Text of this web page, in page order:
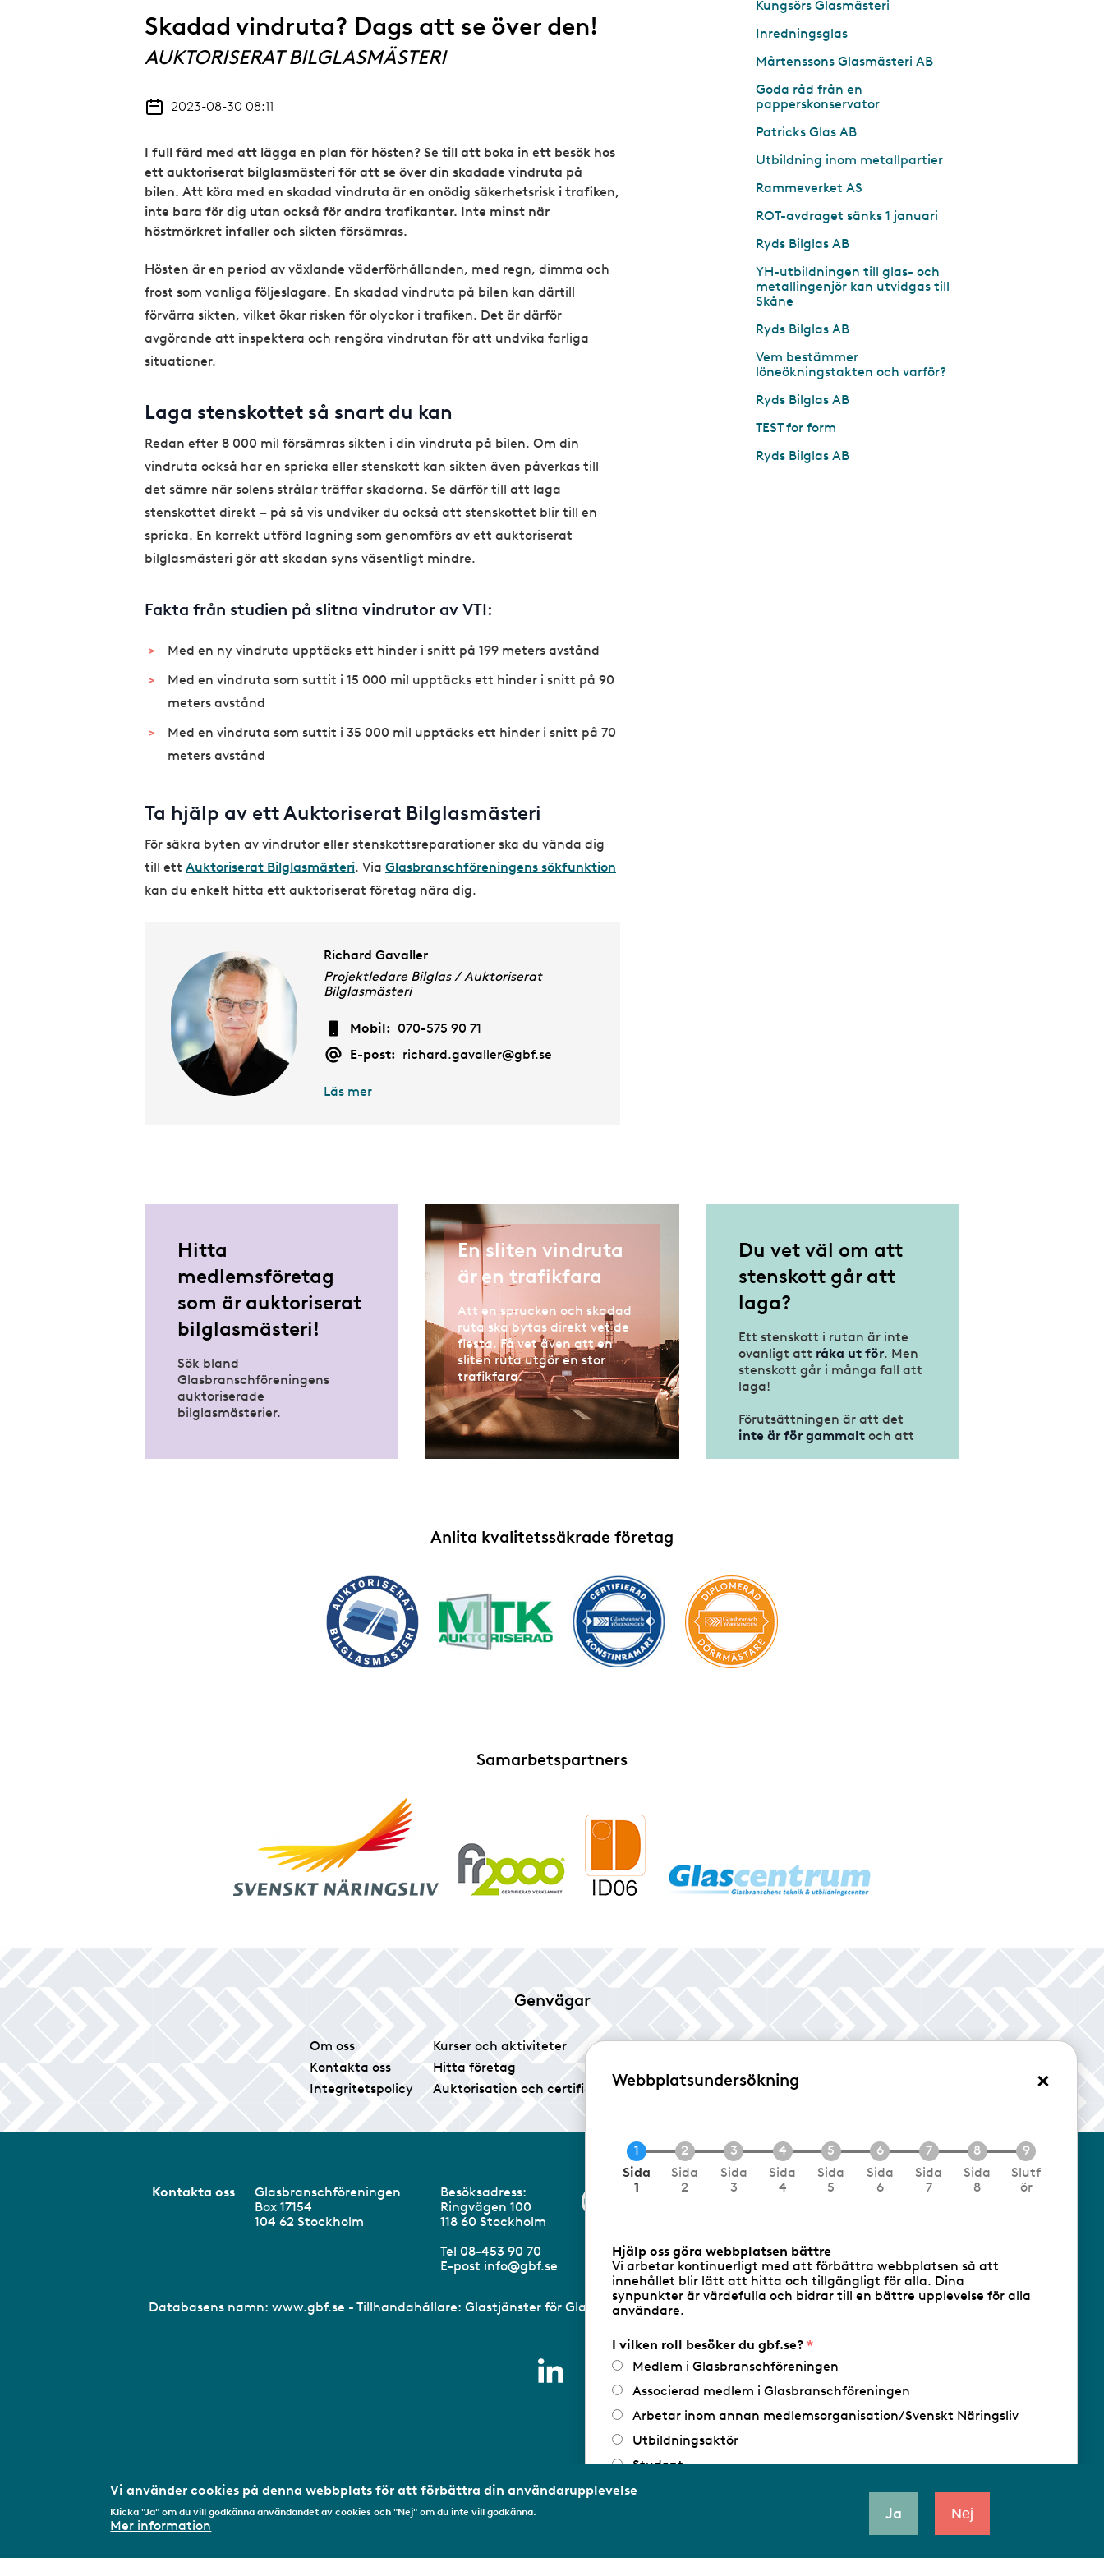
Skadad vindruta? Dags att se över den!
AUKTORISERAT BILGLASMÄSTERI
2023-08-30 08:11
I full färd med att lägga en plan för hösten? Se till att boka in ett besök hos
ett auktoriserat bilglasmästeri för att se över din skadade vindruta på
bilen. Att köra med en skadad vindruta är en onödig säkerhetsrisk i trafiken,
inte bara för dig utan också för andra trafikanter. Inte minst när
höstmörkret infaller och sikten försämras.
Hösten är en period av växlande väderförhållanden, med regn, dimma och
frost som vanliga följeslagare. En skadad vindruta på bilen kan därtill
förvärra sikten, vilket ökar risken för olyckor i trafiken. Det är därför
avgörande att inspektera och rengöra vindrutan för att undvika farliga
situationer.
Laga stenskottet så snart du kan
Redan efter 8 000 mil försämras sikten i din vindruta på bilen. Om din
vindruta också har en spricka eller stenskott kan sikten även påverkas till
det sämre när solens strålar träffar skadorna. Se därför till att laga
stenskottet direkt – på så vis undviker du också att stenskottet blir till en
spricka. En korrekt utförd lagning som genomförs av ett auktoriserat
bilglasmästeri gör att skadan syns väsentligt mindre.
Fakta från studien på slitna vindrutor av VTI:
Med en ny vindruta upptäcks ett hinder i snitt på 199 meters avstånd
Med en vindruta som suttit i 15 000 mil upptäcks ett hinder i snitt på 90
meters avstånd
Med en vindruta som suttit i 35 000 mil upptäcks ett hinder i snitt på 70
meters avstånd
Ta hjälp av ett Auktoriserat Bilglasmästeri
För säkra byten av vindrutor eller stenskottsreparationer ska du vända dig
till ett Auktoriserat Bilglasmästeri. Via Glasbranschföreningens sökfunktion
kan du enkelt hitta ett auktoriserat företag nära dig.
Richard Gavaller
Projektledare Bilglas / Auktoriserat
Bilglasmästeri
Mobil: 070-575 90 71
E-post: richard.gavaller@gbf.se
Läs mer
Kungsörs Glasmästeri
Inredningsglas
Mårtenssons Glasmästeri AB
Goda råd från en
papperskonservator
Patricks Glas AB
Utbildning inom metallpartier
Rammeverket AS
ROT-avdraget sänks 1 januari
Ryds Bilglas AB
YH-utbildningen till glas- och
metallingenjör kan utvidgas till
Skåne
Ryds Bilglas AB
Vem bestämmer
löneökningstakten och varför?
Ryds Bilglas AB
TEST for form
Ryds Bilglas AB
Hitta
medlemsföretag
som är auktoriserat
bilglasmästeri!
Sök bland
Glasbranschföreningens
auktoriserade
bilglasmästerier.
En sliten vindruta
är en trafikfara
Att en sprucken och skadad
ruta ska bytas direkt vet de
flesta. Få vet även att en
sliten ruta utgör en stor
trafikfara.
Du vet väl om att
stenskott går att
laga?
Ett stenskott i rutan är inte
ovanligt att råka ut för. Men
stenskott går i många fall att
laga!
Förutsättningen är att det
inte är för gammaltoch att
Anlita kvalitetssäkrade företag
Samarbetspartners
Genvägar
Om oss
Kontakta oss
Integritetspolicy
Kurser och aktiviteter
Hitta företag
Auktorisation och certifiering
Tidningen Glas
Medlemsservice/Logga in
Kontakta oss
Glasbranschföreningen
Box 17154
104 62 Stockholm
Besöksadress:
Ringvägen 100
118 60 Stockholm
Tel 08-453 90 70
E-post info@gbf.se
Databasens namn: www.gbf.se - Tillhandahållare: Glastjänster för Glasbranschföreningen AB - Ansvarig utgivare: Sofia Wahlgren
Webbplatsundersökning ×
N
a
n
d
e
Sida
1
Sida
2
Sida
3
Sida
4
Sida
5
Sida
6
Sida
7
Sida
8
Slutf
ör
Hjälp oss göra webbplatsen bättre
Vi arbetar kontinuerligt med att förbättra webbplatsen så att
innehållet blir lätt att hitta och tillgängligt för alla. Dina
synpunkter är värdefulla och bidrar till en bättre upplevelse för alla
användare.
I vilken roll besöker du gbf.se?
Medlem i Glasbranschföreningen
Associerad medlem i Glasbranschföreningen
Arbetar inom annan medlemsorganisation/Svenskt Näringsliv
Utbildningsaktör
Student
Privatperson
Vi använder cookies på denna webbplats för att förbättra din användarupplevelse
Klicka "Ja" om du vill godkänna användandet av cookies och "Nej" om du inte vill godkänna.
Mer information
Ja Nej